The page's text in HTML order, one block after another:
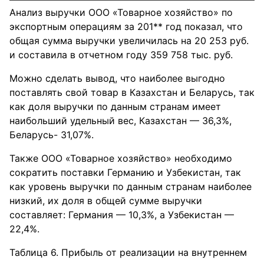
Анализ выручки ООО «Товарное хозяйство» по
экспортным операциям за 201** год показал, что
общая сумма выручки увеличилась на 20 253 руб.
и составила в отчетном году 359 758 тыс. руб.
Можно сделать вывод, что наиболее выгодно
поставлять свой товар в Казахстан и Беларусь, так
как доля выручки по данным странам имеет
наибольший удельный вес, Казахстан — 36,3%,
Беларусь- 31,07%.
Также ООО «Товарное хозяйство» необходимо
сократить поставки Германию и Узбекистан, так
как уровень выручки по данным странам наиболее
низкий, их доля в общей сумме выручки
составляет: Германия — 10,3%, а Узбекистан —
22,4%.
Таблица 6. Прибыль от реализации на внутреннем